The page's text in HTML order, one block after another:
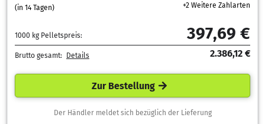
(in 14 Tagen)
+2 Weitere Zahlarten
1000 kg Pelletspreis: 397,69 €
Brutto gesamt: Details 2.386,12 €
Zur Bestellung
Der Händler meldet sich bezüglich der Lieferung